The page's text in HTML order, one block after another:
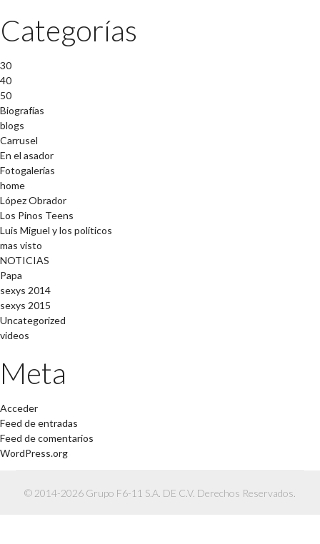
Categorías
30
40
50
Biografías
blogs
Carrusel
En el asador
Fotogalerías
home
López Obrador
Los Pinos Teens
Luis Miguel y los políticos
mas visto
NOTICIAS
Papa
sexys 2014
sexys 2015
Uncategorized
videos
Meta
Acceder
Feed de entradas
Feed de comentarios
WordPress.org
© 2014-2026 Grupo F6-11 S.A. DE C.V. Derechos Reservados.